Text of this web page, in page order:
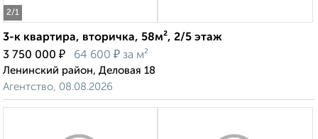
2/1
3-к квартира, вторичка, 58м², 2/5 этаж
3 750 000 ₽ 64 600 ₽ за м²
Ленинский район, Деловая 18
Агентство, 08.08.2026